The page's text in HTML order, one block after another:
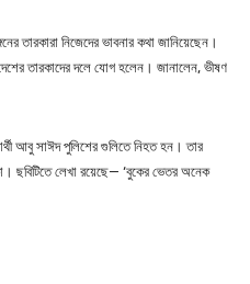
তারকারা নিজেদের ভাবনার কথা জানিয়েছেন।
তারকাদের দলে যোগ হলেন। জানালেন, ভীষণ
আবু সাঈদ পুলিশের গুলিতে নিহত হন। তার
ছবিটিতে লেখা রয়েছে— ‘বুকের ভেতর অনেক